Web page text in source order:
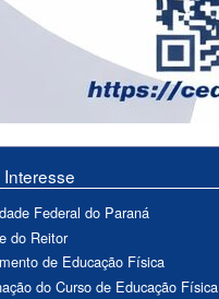
Federal do Paraná
do Reitor
de Educação Física
do Curso de Educação Física